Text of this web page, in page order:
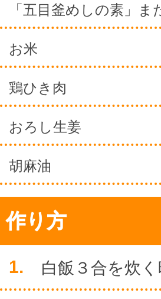
「五目釜めしの素」ま
お米
鶏ひき肉
おろし生姜
胡麻油
作り方
1. 白飯３合を炊